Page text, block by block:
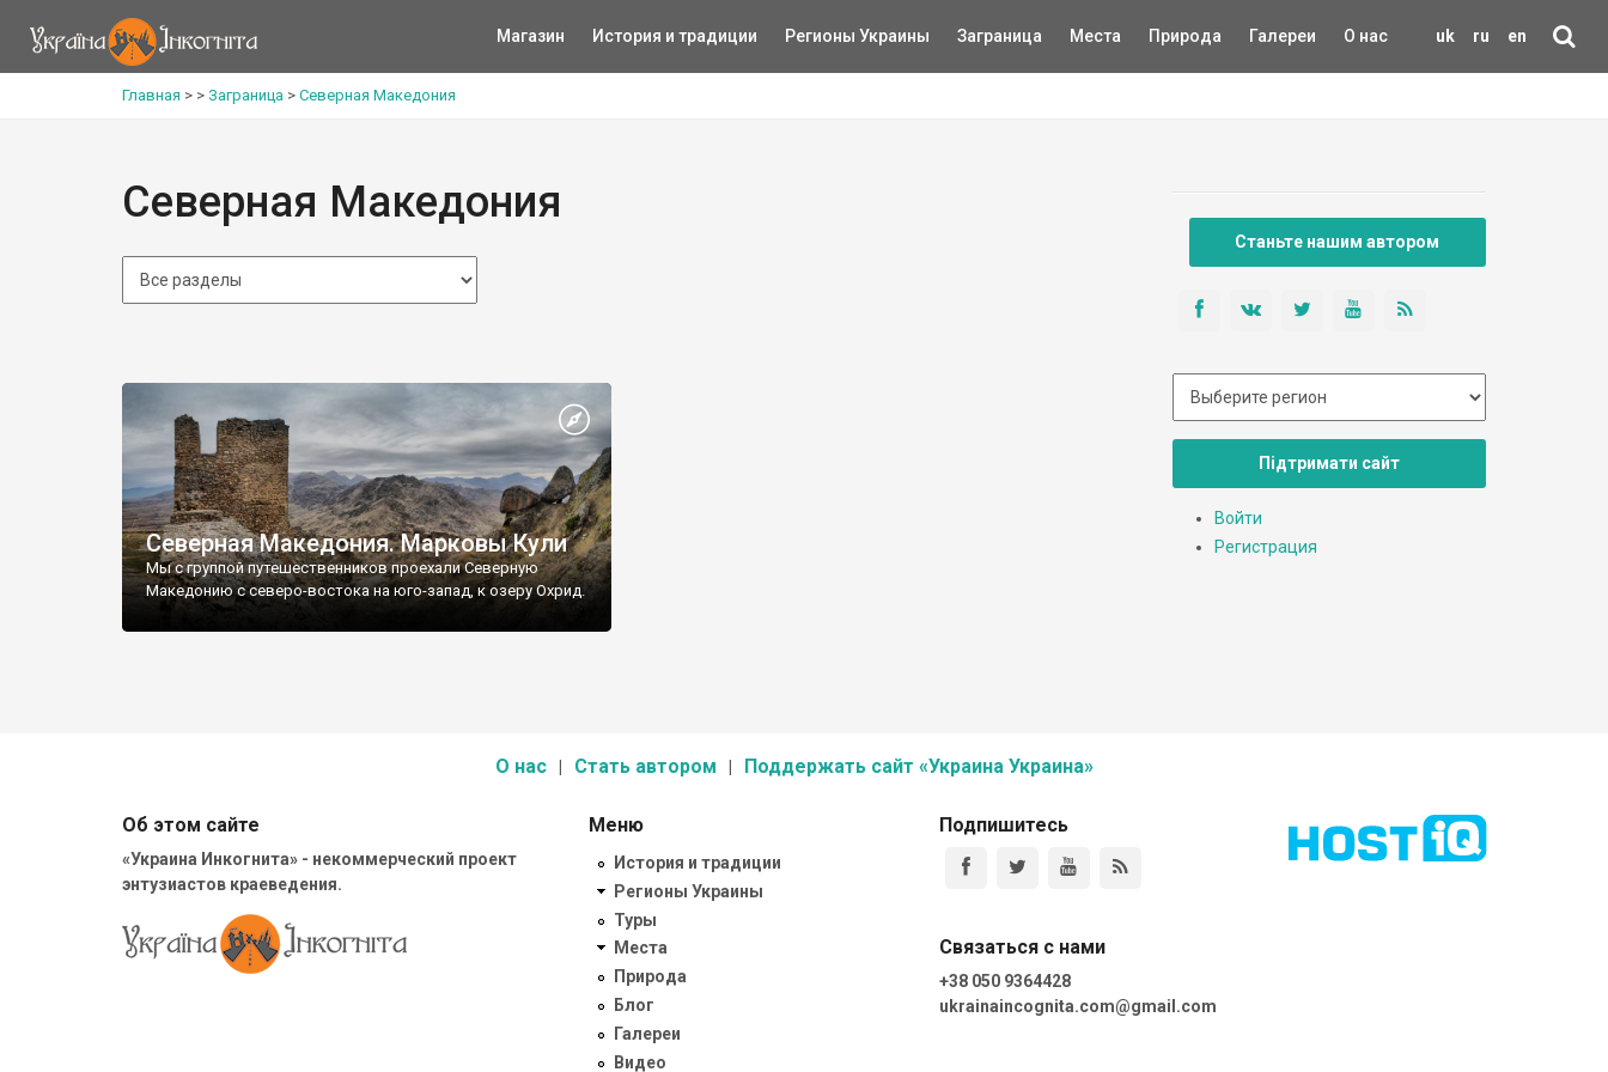
uk ru en
Магазин История и традиции Регионы Украины Заграница Места Природа Галереи О нас
Главная > > Заграница > Северная Македония
Северная Македония
Северная Македония. Марковы Кули
Мы с группой путешественников проехали Северную
Македонию с северо-востока на юго-запад, к озеру Охрид.
Станьте нашим автором
Підтримати сайт
Войти
Регистрация
О нас Стать автором Поддержать сайт «Украина Украина»
Об этом сайте
«Украина Инкогнита» - некоммерческий проект
энтузиастов краеведения.
Меню
История и традиции
Регионы Украины
Туры
Места
Природа
Блог
Галереи
Видео
Подпишитесь
Связаться с нами
+38 050 9364428
ukrainaincognita.com@gmail.com